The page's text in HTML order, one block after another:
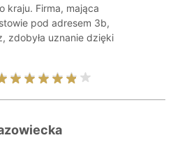
kraju. Firma, mająca
pod adresem 3b,
zdobyła uznanie dzięki